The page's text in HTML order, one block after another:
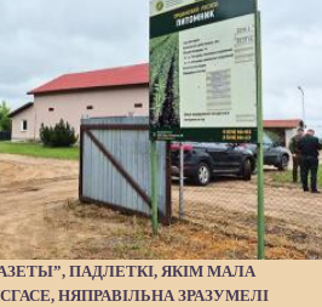
ПАДЛЕТКІ, ЯКІМ МАЛА
НЯПРАВІЛЬНА ЗРАЗУМЕЛІ